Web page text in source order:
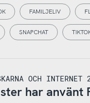
FAMILJELIV
SNAPCHAT
OCH INTERNET
har använt